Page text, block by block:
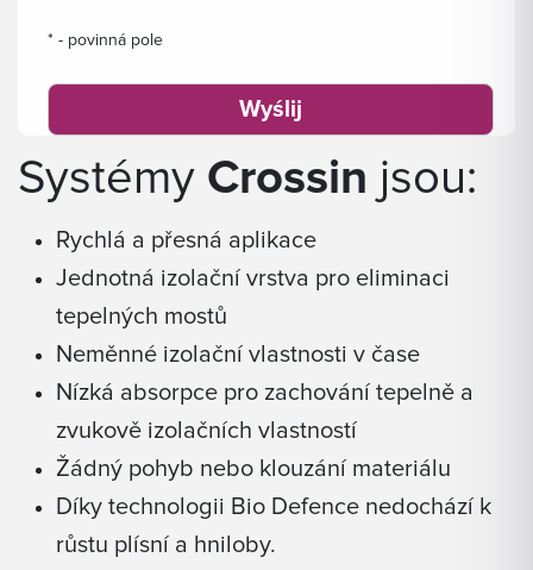
* - povinná pole
Systémy Crossin jsou:
Rychlá a přesná aplikace
Jednotná izolační vrstva pro eliminaci
tepelných mostů
Neměnné izolační vlastnosti v čase
Nízká absorpce pro zachování tepelně a
zvukově izolačních vlastností
Žádný pohyb nebo klouzání materiálu
Díky technologii Bio Defence nedochází k
růstu plísní a hniloby.